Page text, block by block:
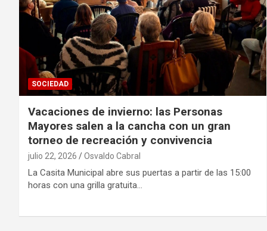
SOCIEDAD
Vacaciones de invierno: las Personas
Mayores salen a la cancha con un gran
torneo de recreación y convivencia
julio 22, 2026 Osvaldo Cabral
La Casita Municipal abre sus puertas a partir de las 15:00
horas con una grilla gratuita…